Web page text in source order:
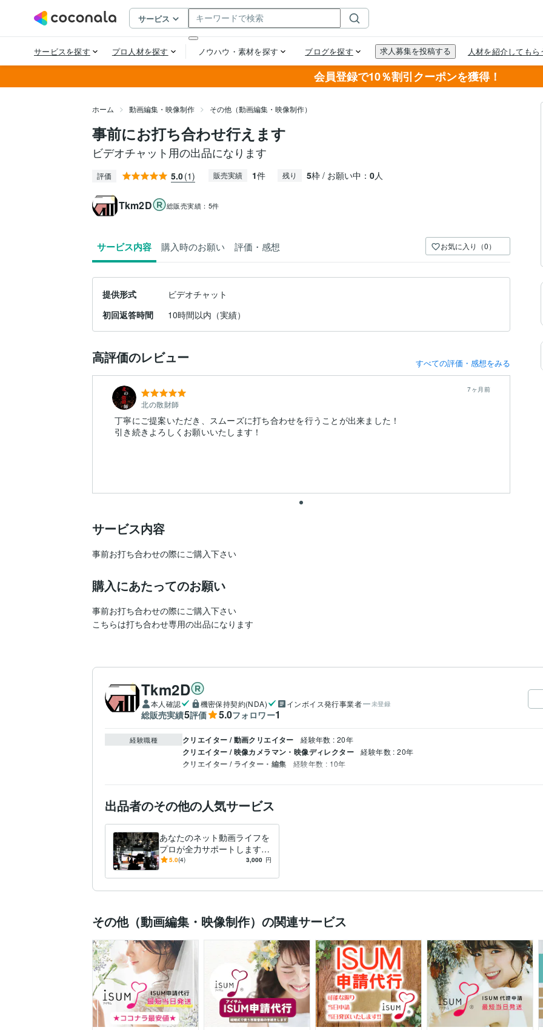
会員登録で10％割引クーポンを獲得！
ホーム 動画編集・映像制作 その他（動画編集・映像制作）
事前にお打ち合わせ行えます
ビデオチャット用の出品になります
評価 5.0(1) 販売実績 1件 残り 5枠 / お願い中： 0人
Tkm2D 総販売実績： 5件
サービス内容 購入時のお願い 評価・感想 お気に入り（0）
提供形式
ビデオチャット
初回返答時間
10時間以内（実績）
高評価のレビュー すべての評価・感想をみる
北の散財師
7ヶ月前
丁寧にご提案いただき、スムーズに打ち合わせを行うことが出来ました！
引き続きよろしくお願いいたします！
サービス内容
事前お打ち合わせの際にご購入下さい
購入にあたってのお願い
事前お打ち合わせの際にご購入下さい
こちらは打ち合わせ専用の出品になります
Tkm2D
本人確認 機密保持契約(NDA) インボイス発行事業者 未登録
総販売実績5評価 5.0フォロワー1
経験職種 クリエイター / 動画クリエイター 経験年数 : 20年
クリエイター / 映像カメラマン・映像ディレクター 経験年数 : 20年
クリエイター / ライター・編集 経験年数 : 10年
出品者のその他の人気サービス
あなたのネット動画ライフを
プロが全力サポートします
人気テレビ番組やイベント配
5.0(4) 3,000 円
その他（動画編集・映像制作）の関連サービス